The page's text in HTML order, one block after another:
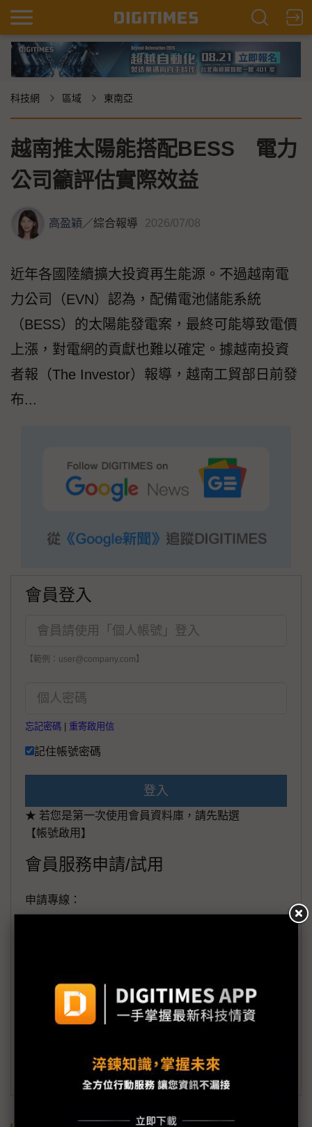
科技網 區域 東南亞
越南推太陽能搭配BESS 電力
公司籲評估實際效益
高盈穎／綜合報導 2026/07/08
近年各國陸續擴大投資再生能源。不過越南電
力公司（EVN）認為，配備電池儲能系統
（BESS）的太陽能發電案，最終可能導致電價
上漲，對電網的貢獻也難以確定。據越南投資
者報（The Investor）報導，越南工貿部日前發
布...
會員登入
【範例：user@company.com】
忘記密碼 重寄啟用信
記住帳號密碼
登入
★ 若您是第一次使用會員資料庫，請先點選
【帳號啟用】
會員服務申請/試用
申請專線：
會員信箱：
member@digitimes.com
訂閱DIGITIMES 行動版